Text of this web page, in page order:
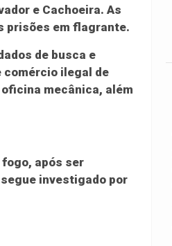
e Cachoeira. As
prisões em flagrante.
de busca e
comércio ilegal de
mecânica, além
após ser
investigado por